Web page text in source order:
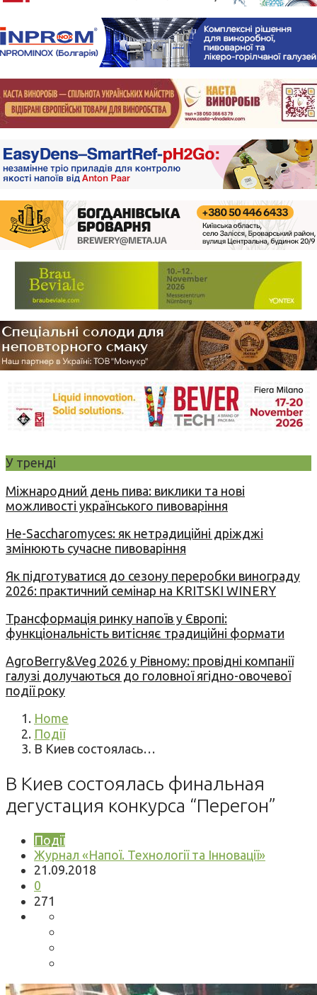
У тренді
Міжнародний день пива: виклики та нові
можливості українського пивоваріння
Не-Saccharomyces: як нетрадиційні дріжджі
змінюють сучасне пивоваріння
Як підготуватися до сезону переробки винограду
2026: практичний семінар на KRITSKI WINERY
Трансформація ринку напоїв у Європі:
функціональність витісняє традиційні формати
AgroBerry&Veg 2026 у Рівному: провідні компанії
галузі долучаються до головної ягідно-овочевої
події року
Home
Події
В Киев состоялась…
В Киев состоялась финальная
дегустация конкурса “Перегон”
Події
Журнал «Напої. Технології та Інновації»
21.09.2018
0
271